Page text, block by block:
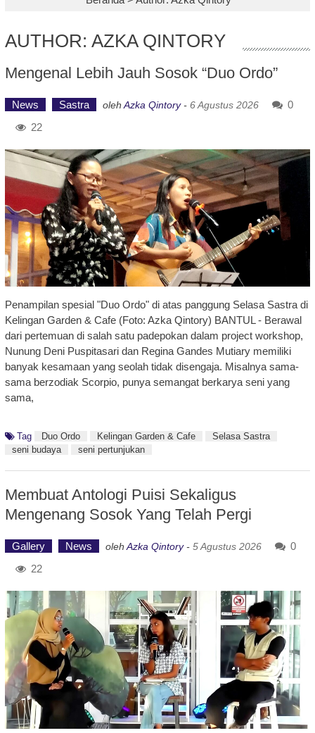
AUTHOR: AZKA QINTORY
Mengenal Lebih Jauh Sosok “Duo Ordo”
News Sastra oleh Azka Qintory- 6 Agustus 2026
0
22
Penampilan spesial "Duo Ordo" di atas panggung Selasa Sastra di
Kelingan Garden & Cafe (Foto: Azka Qintory) BANTUL - Berawal
dari pertemuan di salah satu padepokan dalam project workshop,
Nunung Deni Puspitasari dan Regina Gandes Mutiary memiliki
banyak kesamaan yang seolah tidak disengaja. Misalnya sama-
sama berzodiak Scorpio, punya semangat berkarya seni yang
sama,
Tag Duo Ordo Kelingan Garden & Cafe
Selasa Sastra
seni budaya
seni pertunjukan
Membuat Antologi Puisi Sekaligus
Mengenang Sosok Yang Telah Pergi
Gallery News olehAzka Qintory- 5 Agustus 2026
0
22